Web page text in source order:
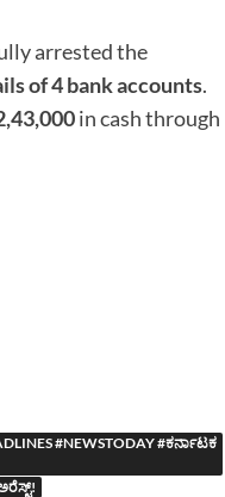
arrested the
of 4 bank accounts.
in cash through
#NEWSTODAY #ಕರ್ನಾಟಕ